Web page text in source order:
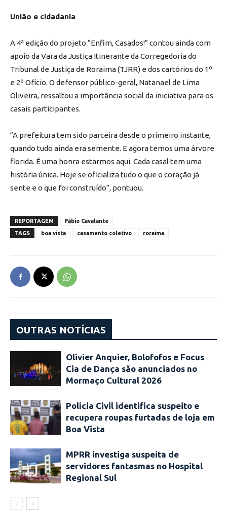
União e cidadania
A 4ª edição do projeto “Enfim, Casados!” contou ainda com
apoio da Vara da Justiça Itinerante da Corregedoria do
Tribunal de Justiça de Roraima (TJRR) e dos cartórios do 1º
e 2º Ofício. O defensor público-geral, Natanael de Lima
Oliveira, ressaltou a importância social da iniciativa para os
casais participantes.
“A prefeitura tem sido parceira desde o primeiro instante,
quando tudo ainda era semente. E agora temos uma árvore
florida. É uma honra estarmos aqui. Cada casal tem uma
história única. Hoje se oficializa tudo o que o coração já
sente e o que foi construído”, pontuou.
REPORTAGEM
Fábio Cavalante
TAGS
boa vista casamento coletivo roraima
OUTRAS NOTÍCIAS
Olivier Anquier, Bolofofos e Focus
Cia de Dança são anunciados no
Mormaço Cultural 2026
Polícia Civil identifica suspeito e
recupera roupas furtadas de loja em
Boa Vista
MPRR investiga suspeita de
servidores fantasmas no Hospital
Regional Sul